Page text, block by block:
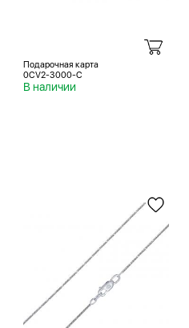
Подарочная карта
0CV2-3000-C
В наличии